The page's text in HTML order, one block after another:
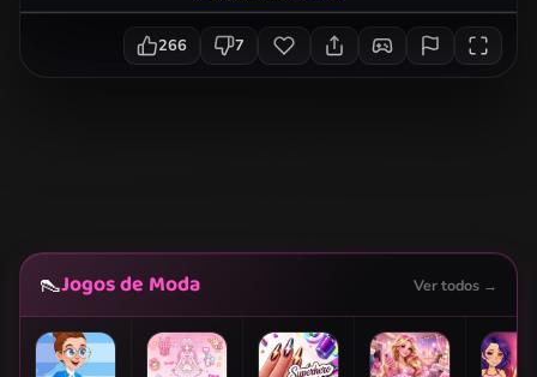
266 7
👠Jogos de Moda Ver todos →